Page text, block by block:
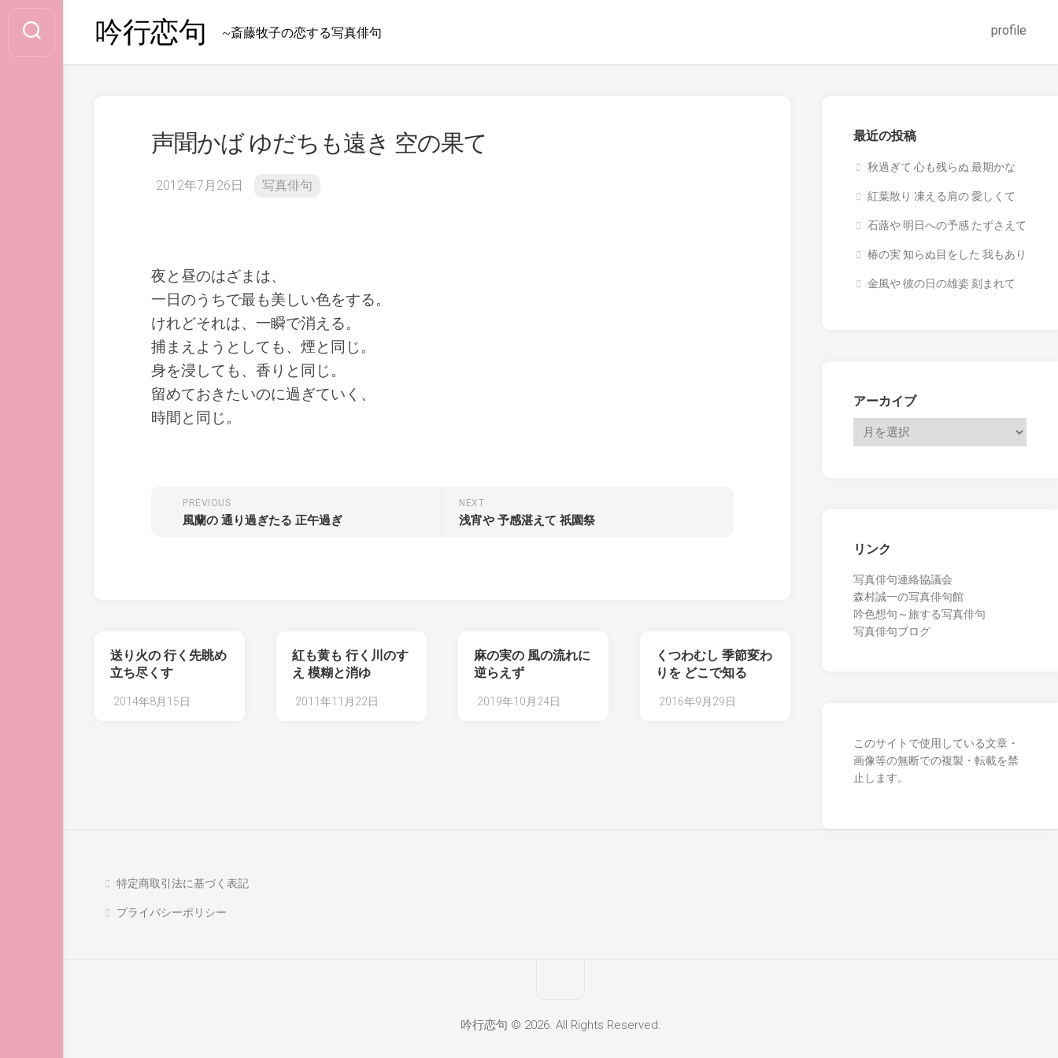
content
吟行恋句 ~斎藤牧子の恋する写真俳句 profile
声聞かば ゆだちも遠き 空の果て
2012年7月26日 写真俳句
夜と昼のはざまは、
一日のうちで最も美しい色をする。
けれどそれは、一瞬で消える。
捕まえようとしても、煙と同じ。
身を浸しても、香りと同じ。
留めておきたいのに過ぎていく、
時間と同じ。
NEXT
浅宵や 予感湛えて 祇園祭
PREVIOUS
風蘭の 通り過ぎたる 正午過ぎ
送り火の 行く先眺め
立ち尽くす
2014年8月15日
紅も黄も 行く川のす
え 模糊と消ゆ
2011年11月22日
麻の実の 風の流れに
逆らえず
2019年10月24日
くつわむし 季節変わ
りを どこで知る
2016年9月29日
最近の投稿
秋過ぎて 心も残らぬ 最期かな
紅葉散り 凍える肩の 愛しくて
石蕗や 明日への予感 たずさえて
椿の実 知らぬ目をした 我もあり
金風や 彼の日の雄姿 刻まれて
アーカイブ
リンク
写真俳句連絡協議会
森村誠一の写真俳句館
吟色想句～旅する写真俳句
写真俳句ブログ
このサイトで使用している文章・
画像等の無断での複製・転載を禁
止します。
特定商取引法に基づく表記
プライバシーポリシー
吟行恋句 © 2026. All Rights Reserved.